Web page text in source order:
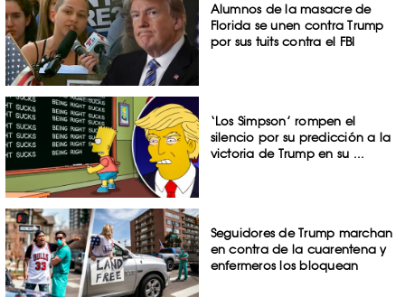
Alumnos de la masacre de
Florida se unen contra Trump
por sus tuits contra el FBI
‘Los Simpson’ rompen el
silencio por su predicción a la
victoria de Trump en su ...
Seguidores de Trump marchan
en contra de la cuarentena y
enfermeros los bloquean